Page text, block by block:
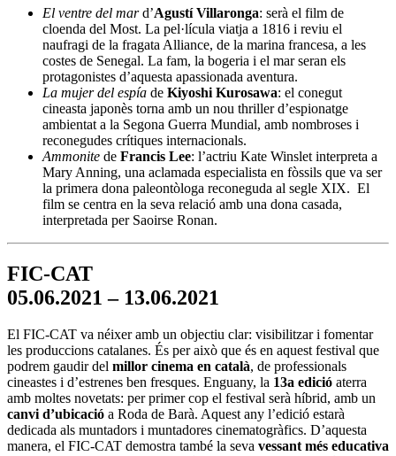
El ventre del mard’Agustí Villaronga: serà el film de
cloenda del Most. La pel·lícula viatja a 1816 i reviu el
naufragi de la fragata Alliance, de la marina francesa, a les
costes de Senegal. La fam, la bogeria i el mar seran els
protagonistes d’aquesta apassionada aventura.
La mujer del espía de Kiyoshi Kurosawa: el conegut
cineasta japonès torna amb un nou thriller d’espionatge
ambientat a la Segona Guerra Mundial, amb nombroses i
reconegudes crítiques internacionals.
Ammonite de Francis Lee: l’actriu Kate Winslet interpreta a
Mary Anning, una aclamada especialista en fòssils que va ser
la primera dona paleontòloga reconeguda al segle XIX. El
film se centra en la seva relació amb una dona casada,
interpretada per Saoirse Ronan.
FIC-CAT
05.06.2021 – 13.06.2021
El FIC-CAT va néixer amb un objectiu clar: visibilitzar i fomentar
les produccions catalanes. És per això que és en aquest festival que
podrem gaudir del millor cinema en català, de professionals
cineastes i d’estrenes ben fresques. Enguany, la 13a edició aterra
amb moltes novetats: per primer cop el festival serà híbrid, amb un
canvi d’ubicació a Roda de Barà. Aquest any l’edició estarà
dedicada als muntadors i muntadores cinematogràfics. D’aquesta
manera, el FIC-CAT demostra també la seva vessant més educativa